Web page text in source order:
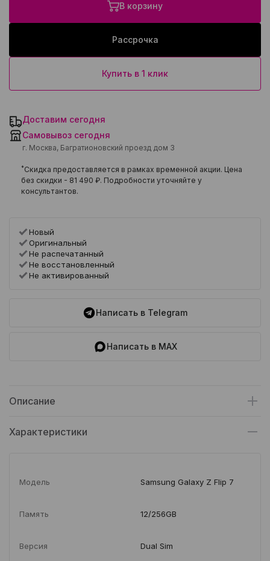
В корзину
Рассрочка
Купить в 1 клик
Доставим сегодня
Самовывоз сегодня
г. Москва, Багратионовский проезд дом 3
*Скидка предоставляется в рамках временной акции. Цена
без скидки - 81 490 ₽. Подробности уточняйте у
консультантов.
Новый
Оригинальный
Не распечатанный
Не восстановленный
Не активированный
Написать в Telegram
Написать в MAX
Описание
Характеристики
Модель Samsung Galaxy Z Flip 7
Память 12/256GB
Версия Dual Sim